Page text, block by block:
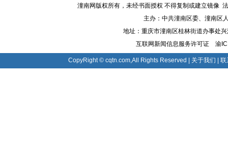
潼南网版权所有，未经书面授权 不得复制或建立镜像
主办：中共潼南区委、潼南区
地址：重庆市潼南区桂林街道办事处
互联网新闻信息服务许可证 渝
CopyRight © cqtn.com,All Rights Reserved | 关于我们 |联